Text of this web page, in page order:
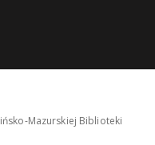
Mazurskiej Biblioteki